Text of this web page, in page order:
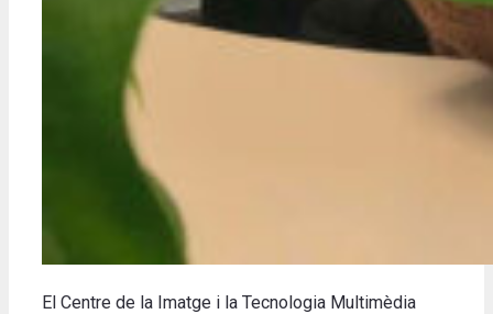
El Centre de la Imatge i la Tecnologia Multimèdia